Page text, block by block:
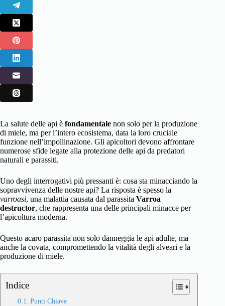
La salute delle api è fondamentale non solo per la produzione
di miele, ma per l’intero ecosistema, data la loro cruciale
funzione nell’impollinazione. Gli apicoltori devono affrontare
numerose sfide legate alla protezione delle api da predatori
naturali e parassiti.
Uno degli interrogativi più pressanti è: cosa sta minacciando la
sopravvivenza delle nostre api? La risposta è spesso la
varroasi, una malattia causata dal parassita Varroa
destructor, che rappresenta una delle principali minacce per
l’apicoltura moderna.
Questo acaro parassita non solo danneggia le api adulte, ma
anche la covata, compromettendo la vitalità degli alveari e la
produzione di miele.
Indice
Punti Chiave